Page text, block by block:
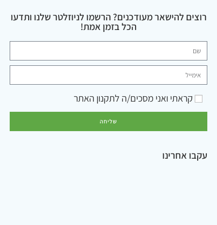
רוצים להישאר מעודכנים? הרשמו לניוזלטר שלנו ותדעו
הכל בזמן אמת!
קראתי ואני מסכים/ה לתקנון האתר
שליחה
עקבו אחרינו